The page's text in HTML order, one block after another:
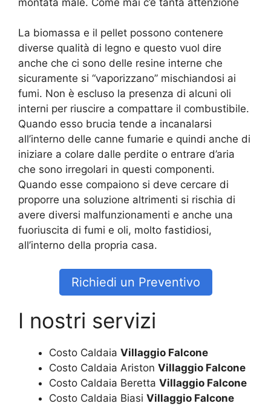
La biomassa e il pellet possono contenere
diverse qualità di legno e questo vuol dire
anche che ci sono delle resine interne che
sicuramente si “vaporizzano” mischiandosi ai
fumi. Non è escluso la presenza di alcuni oli
interni per riuscire a compattare il combustibile.
Quando esso brucia tende a incanalarsi
all’interno delle canne fumarie e quindi anche di
iniziare a colare dalle perdite o entrare d’aria
che sono irregolari in questi componenti.
Quando esse compaiono si deve cercare di
proporre una soluzione altrimenti si rischia di
avere diversi malfunzionamenti e anche una
fuoriuscita di fumi e oli, molto fastidiosi,
all’interno della propria casa.
Richiedi un Preventivo
I nostri servizi
Costo Caldaia Villaggio Falcone
Costo Caldaia Ariston Villaggio Falcone
Costo Caldaia Beretta Villaggio Falcone
Costo Caldaia Biasi Villaggio Falcone